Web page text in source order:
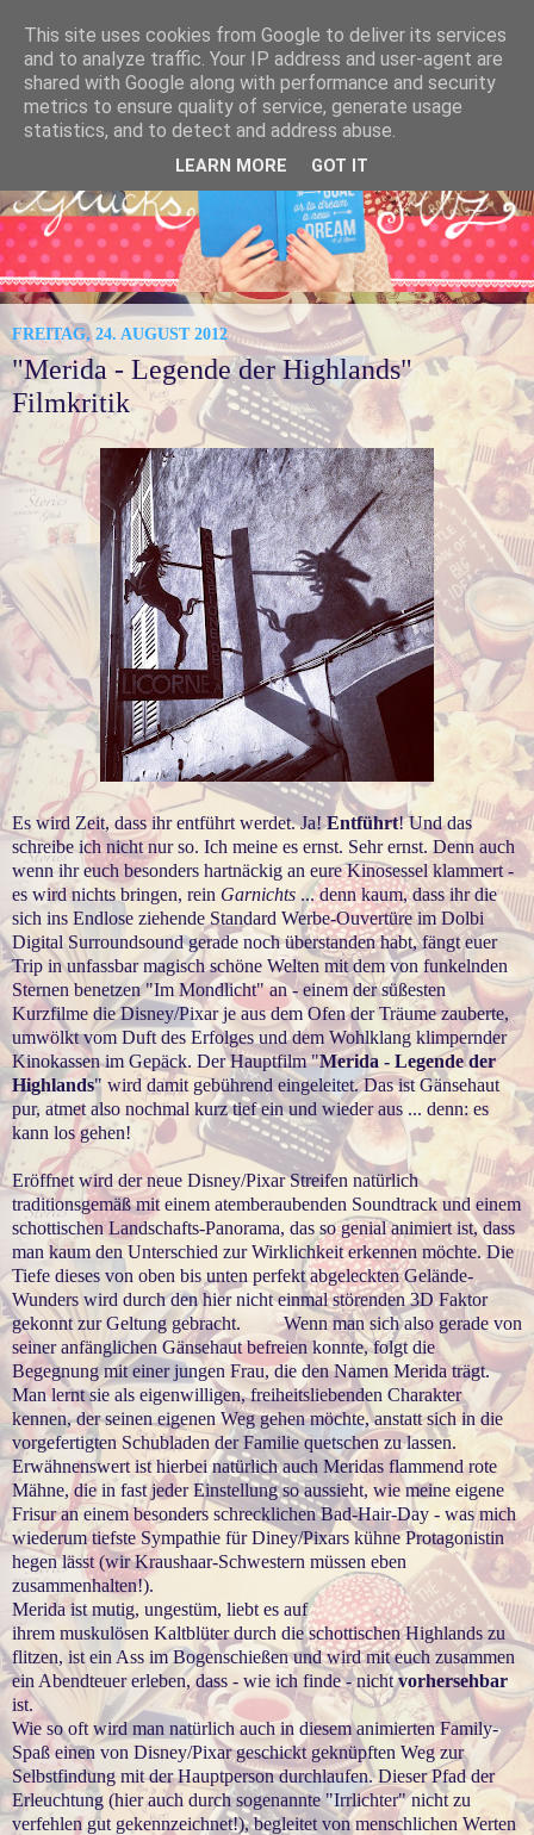
FREITAG, 24. AUGUST 2012
"Merida - Legende der Highlands"
Filmkritik
Es wird Zeit, dass ihr entführt werdet. Ja!Entführt! Und das
schreibe ich nicht nur so. Ich meine es ernst. Sehr ernst. Denn auch
wenn ihr euch besonders hartnäckig an eure Kinosessel klammert -
es wird nichts bringen, rein Garnichts ... denn kaum, dass ihr die
sich ins Endlose ziehende Standard Werbe-Ouvertüre im Dolbi
Digital Surroundsound gerade noch überstanden habt, fängt euer
Trip in unfassbar magisch schöne Welten mit dem von funkelnden
Sternen benetzen "Im Mondlicht" an - einem der süßesten
Kurzfilme die Disney/Pixar je aus dem Ofen der Träume zauberte,
umwölkt vom Duft des Erfolges und dem Wohlklang klimpernder
Kinokassen im Gepäck. Der Hauptfilm "Merida - Legende der
Highlands" wird damit gebührend eingeleitet. Das ist Gänsehaut
pur, atmet also nochmal kurz tief ein und wieder aus ... denn: es
kann los gehen!
Eröffnet wird der neue Disney/Pixar Streifen natürlich
traditionsgemäß mit einem atemberaubenden Soundtrack und einem
schottischen Landschafts-Panorama, das so genial animiert ist, dass
man kaum den Unterschied zur Wirklichkeit erkennen möchte. Die
Tiefe dieses von oben bis unten perfekt abgeleckten Gelände-
Wunders wird durch den hier nicht einmal störenden 3D Faktor
gekonnt zur Geltung gebracht. Wenn man sich also gerade von
seiner anfänglichen Gänsehaut befreien konnte, folgt die
Begegnung mit einer jungen Frau, die den Namen Merida trägt.
Man lernt sie als eigenwilligen, freiheitsliebenden Charakter
kennen, der seinen eigenen Weg gehen möchte, anstatt sich in die
vorgefertigten Schubladen der Familie quetschen zu lassen.
Erwähnenswert ist hierbei natürlich auch Meridas flammend rote
Mähne, die in fast jeder Einstellung so aussieht, wie meine eigene
Frisur an einem besonders schrecklichen Bad-Hair-Day - was mich
wiederum tiefste Sympathie für Diney/Pixars kühne Protagonistin
hegen lässt (wir Kraushaar-Schwestern müssen eben
zusammenhalten!).
Merida ist mutig, ungestüm, liebt es auf
ihrem muskulösen Kaltblüter durch die schottischen Highlands zu
flitzen, ist ein Ass im Bogenschießen und wird mit euch zusammen
ein Abendteuer erleben, dass - wie ich finde - nichtvorhersehbar
ist.
Wie so oft wird man natürlich auch in diesem animierten Family-
Spaß einen von Disney/Pixar geschickt geknüpften Weg zur
Selbstfindung mit der Hauptperson durchlaufen. Dieser Pfad der
Erleuchtung (hier auch durch sogenannte "Irrlichter" nicht zu
verfehlen gut gekennzeichnet!), begleitet von menschlichen Werten
This site uses cookies from Google to deliver its services
and to analyze traffic. Your IP address and user-agent are
shared with Google along with performance and security
metrics to ensure quality of service, generate usage
statistics, and to detect and address abuse.
LEARN MORE GOT IT